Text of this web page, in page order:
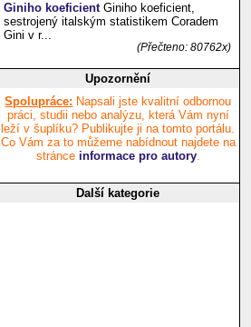
Giniho koeficientGiniho koeficient,
sestrojený italským statistikem Coradem
Gini v r...
(Přečteno: 80762x)
Upozornění
Spolupráce: Napsali jste kvalitní odbornou
práci, studii nebo analýzu, která Vám nyní
leží v šuplíku? Publikujte ji na tomto portálu.
Co Vám za to můžeme nabídnout najdete na
stránce informace pro autory.
Další kategorie